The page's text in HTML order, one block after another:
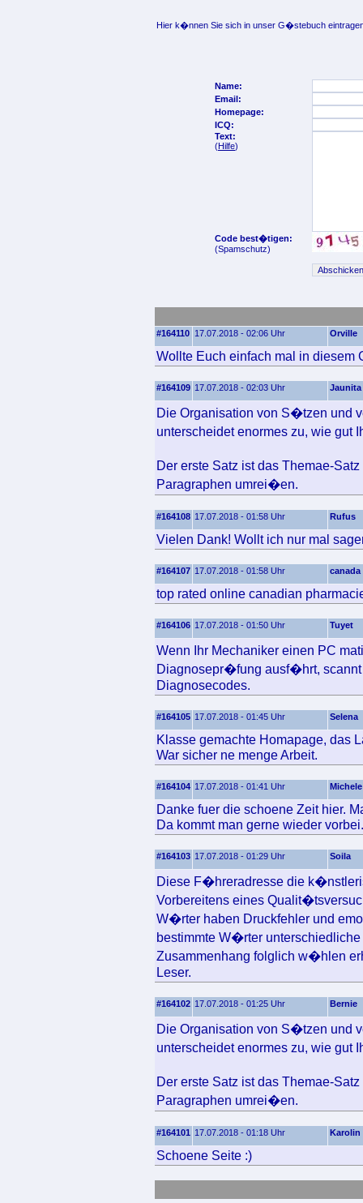
Hier k�nnen Sie sich in unser G�stebuch
Name:
Email:
Homepage:
ICQ:
Text:
(Hilfe)
Code best�tigen:
(Spamschutz)
#164110 17.07.2018 - 02:06 Uhr Orville
Wollte Euch einfach mal in diesem
#164109 17.07.2018 - 02:03 Uhr Jaunita
Die Organisation von S�tzen und
unterscheidet enormes zu, wie
Der erste Satz ist das Themae-
Paragraphen umrei�en.
#164108 17.07.2018 - 01:58 Uhr Rufus
Vielen Dank! Wollt ich nur mal
#164107 17.07.2018 - 01:58 Uhr canada
top rated online canadian
#164106 17.07.2018 - 01:50 Uhr Tuyet
Wenn Ihr Mechaniker einen PC
Diagnosepr�fung ausf�hrt,
Diagnosecodes.
#164105 17.07.2018 - 01:45 Uhr Selena
Klasse gemachte Homapage, das
War sicher ne menge Arbeit.
#164104 17.07.2018 - 01:41 Uhr Michele
Danke fuer die schoene Zeit hier.
Da kommt man gerne wieder vorbei.
#164103 17.07.2018 - 01:29 Uhr Soila
Diese F�hreradresse die
Vorbereitens eines
W�rter haben Druckfehler und
bestimmte W�rter
Zusammenhang folglich w�hlen
Leser.
#164102 17.07.2018 - 01:25 Uhr Bernie
Die Organisation von S�tzen und
unterscheidet enormes zu, wie
Der erste Satz ist das Themae-
Paragraphen umrei�en.
#164101 17.07.2018 - 01:18 Uhr Karolin
Schoene Seite :)